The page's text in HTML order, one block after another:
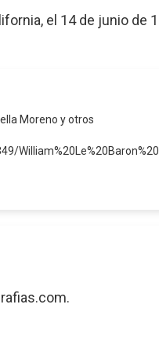
el 14 de junio de
Moreno y otros